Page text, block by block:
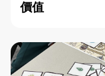
價值